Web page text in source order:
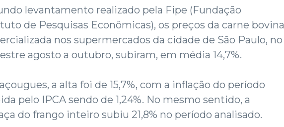
levantamento realizado pela Fipe (Fundação
de Pesquisas Econômicas), os preços da carne bovina
nos supermercados da cidade de São Paulo, no
agosto a outubro, subiram, em média 14,7%.
a alta foi de 15,7%, com a inflação do período
pelo IPCA sendo de 1,24%. No mesmo sentido, a
do frango inteiro subiu 21,8% no período analisado.